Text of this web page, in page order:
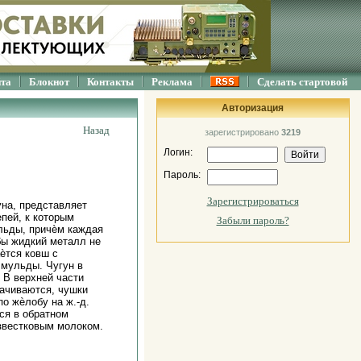
Блокнот Контакты Реклама Сделать стартовой
Назад
представляет
к которым
причѐм каждая
жидкий металл не
ковш с
мульды. Чугун в
верхней части
чушки
жѐлобу на ж.-д.
в обратном
молоком.
Авторизация
зарегистрировано 3219
Логин:
Пароль:
Зарегистрироваться
Забыли пароль?